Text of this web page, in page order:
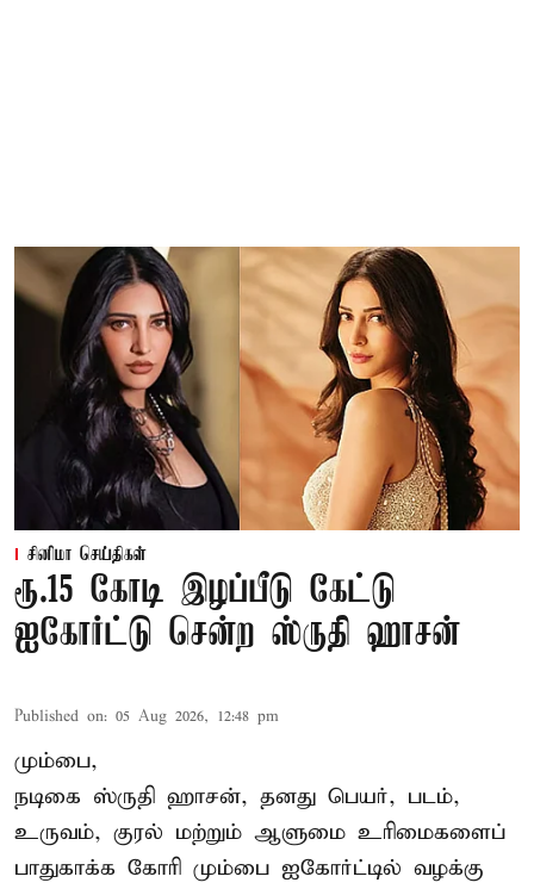
சினிமா செய்திகள்
ரூ.15 கோடி இழப்பீடு கேட்டு
ஐகோர்ட்டு சென்ற ஸ்ருதி ஹாசன்
Published on: 05 Aug 2026, 12:48 pm
மும்பை,
நடிகை ஸ்ருதி ஹாசன், தனது பெயர், படம்,
உருவம், குரல் மற்றும் ஆளுமை உரிமைகளைப்
பாதுகாக்க கோரி மும்பை ஐகோர்ட்டில் வழக்கு